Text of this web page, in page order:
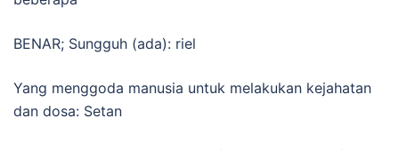
BENAR; Sungguh (ada): riel
Yang menggoda manusia untuk melakukan kejahatan
dan dosa: Setan